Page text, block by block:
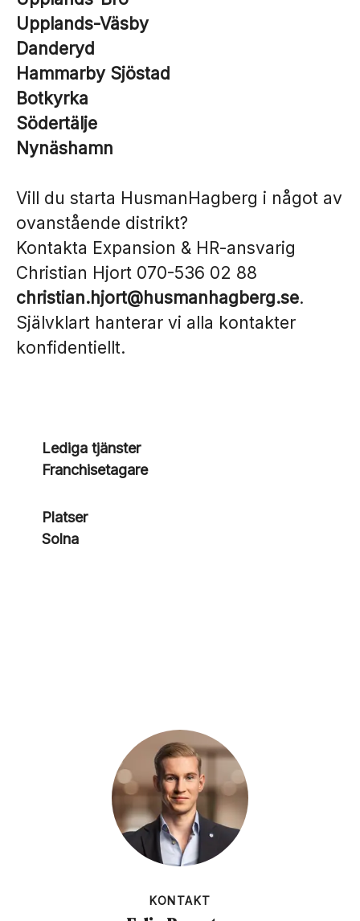
Upplands-Väsby
Danderyd
Hammarby Sjöstad
Botkyrka
Södertälje
Nynäshamn
Vill du starta HusmanHagberg i något av
ovanstående distrikt?
Kontakta Expansion & HR-ansvarig
Christian Hjort 070-536 02 88
christian.hjort@husmanhagberg.se.
Självklart hanterar vi alla kontakter
konfidentiellt.
Lediga tjänster
Franchisetagare
Platser
Solna
KONTAKT